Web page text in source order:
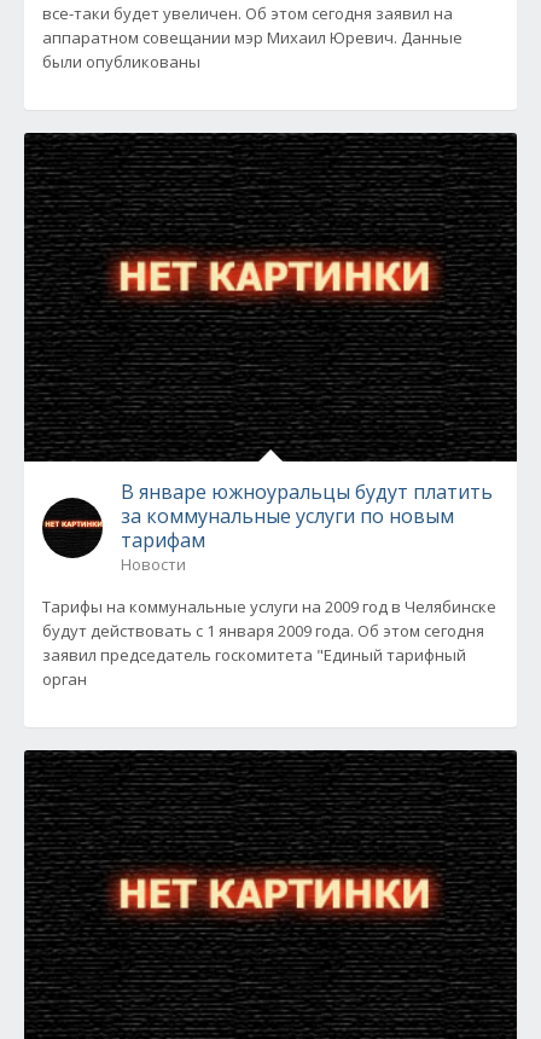
все-таки будет увеличен. Об этом сегодня заявил на
аппаратном совещании мэр Михаил Юревич. Данные
были опубликованы
В январе южноуральцы будут платить
за коммунальные услуги по новым
тарифам
Новости
Тарифы на коммунальные услуги на 2009 год в Челябинске
будут действовать с 1 января 2009 года. Об этом сегодня
заявил председатель госкомитета "Единый тарифный
орган